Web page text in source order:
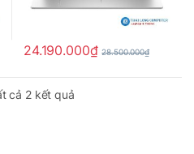
24.190.000₫ 28.500.000₫
cả 2 kết quả